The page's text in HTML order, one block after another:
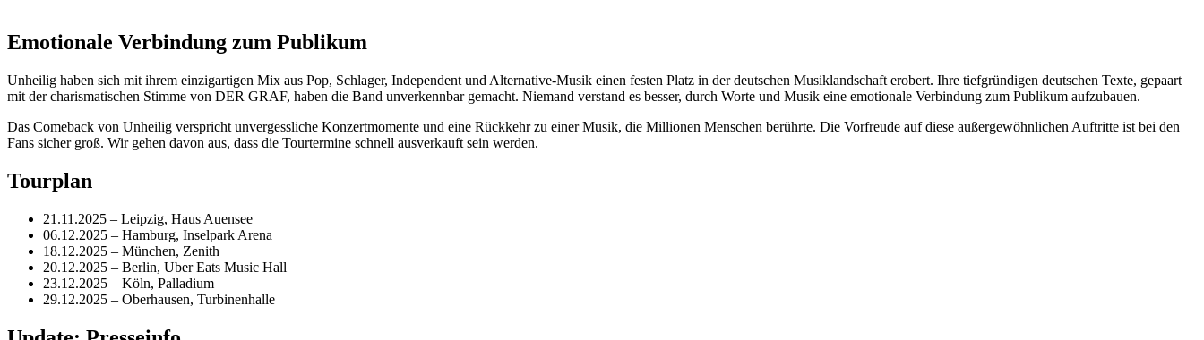
Emotionale Verbindung zum Publikum
Unheilig haben sich mit ihrem einzigartigen Mix aus Pop, Schlager, Independent und Alternative-Musik einen festen Platz in der deutschen Musiklandschaft erobert. Ihre tiefgründigen deutschen Texte, gepaart
mit der charismatischen Stimme von DER GRAF, haben die Band unverkennbar gemacht. Niemand verstand es besser, durch Worte und Musik eine emotionale Verbindung zum Publikum aufzubauen.
Das Comeback von Unheilig verspricht unvergessliche Konzertmomente und eine Rückkehr zu einer Musik, die Millionen Menschen berührte. Die Vorfreude auf diese außergewöhnlichen Auftritte ist bei den
Fans sicher groß. Wir gehen davon aus, dass die Tourtermine schnell ausverkauft sein werden.
Tourplan
21.11.2025 – Leipzig, Haus Auensee
06.12.2025 – Hamburg, Inselpark Arena
18.12.2025 – München, Zenith
20.12.2025 – Berlin, Uber Eats Music Hall
23.12.2025 – Köln, Palladium
29.12.2025 – Oberhausen, Turbinenhalle